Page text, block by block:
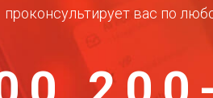
проконсультирует вас по